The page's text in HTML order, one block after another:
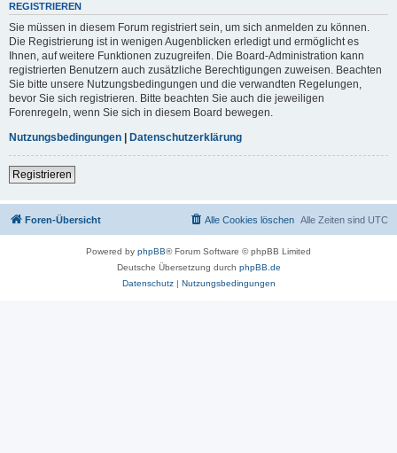
REGISTRIEREN
Sie müssen in diesem Forum registriert sein, um sich anmelden zu können.
Die Registrierung ist in wenigen Augenblicken erledigt und ermöglicht es
Ihnen, auf weitere Funktionen zuzugreifen. Die Board-Administration kann
registrierten Benutzern auch zusätzliche Berechtigungen zuweisen. Beachten
Sie bitte unsere Nutzungsbedingungen und die verwandten Regelungen,
bevor Sie sich registrieren. Bitte beachten Sie auch die jeweiligen
Forenregeln, wenn Sie sich in diesem Board bewegen.
Nutzungsbedingungen | Datenschutzerklärung
Registrieren
Foren-Übersicht Alle Zeiten sind UTC
Alle Cookies löschen
Powered by phpBB® Forum Software © phpBB Limited
Deutsche Übersetzung durch phpBB.de
Datenschutz| Nutzungsbedingungen